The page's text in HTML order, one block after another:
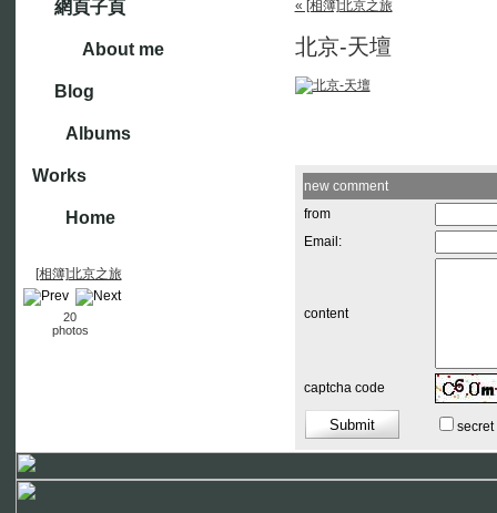
網頁子頁
About me
Blog
Albums
Works
Home
[相簿]北京之旅
20
photos
« [相簿]北京之旅
北京-天壇
new comment
from
Email:
content
captcha code
secret